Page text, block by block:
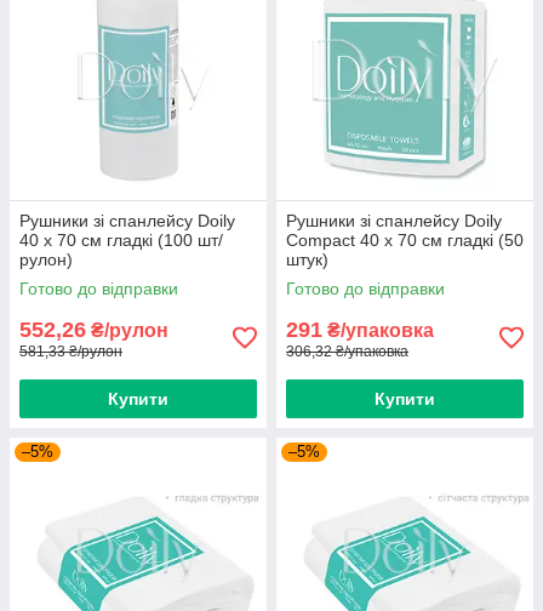
Рушники зі спанлейсу Doily
40 х 70 см гладкі (100 шт/
рулон)
Готово до відправки
552,26 ₴/рулон
581,33 ₴/рулон
Купити
Рушники зі спанлейсу Doily
Compact 40 х 70 см гладкі (50
штук)
Готово до відправки
291 ₴/упаковка
306,32 ₴/упаковка
Купити
–5% –5%